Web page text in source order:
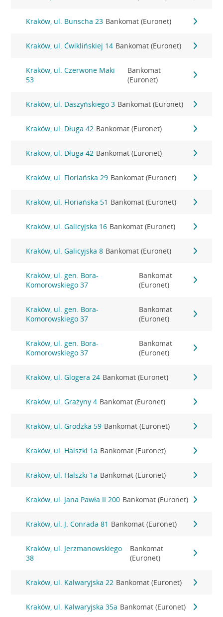
Kraków, ul. Bunscha 23 Bankomat (Euronet)
Kraków, ul. Ćwiklińskiej 14 Bankomat (Euronet)
Kraków, ul. Czerwone Maki
53
Bankomat
(Euronet)
Kraków, ul. Daszyńskiego 3 Bankomat (Euronet)
Kraków, ul. Długa 42 Bankomat (Euronet)
Kraków, ul. Długa 42 Bankomat (Euronet)
Kraków, ul. Floriańska 29 Bankomat (Euronet)
Kraków, ul. Floriańska 51 Bankomat (Euronet)
Kraków, ul. Galicyjska 16 Bankomat (Euronet)
Kraków, ul. Galicyjska 8 Bankomat (Euronet)
Kraków, ul. gen. Bora-
Komorowskiego 37
Bankomat
(Euronet)
Kraków, ul. gen. Bora-
Komorowskiego 37
Bankomat
(Euronet)
Kraków, ul. gen. Bora-
Komorowskiego 37
Bankomat
(Euronet)
Kraków, ul. Glogera 24 Bankomat (Euronet)
Kraków, ul. Grażyny 4 Bankomat (Euronet)
Kraków, ul. Grodzka 59 Bankomat (Euronet)
Kraków, ul. Halszki 1a Bankomat (Euronet)
Kraków, ul. Halszki 1a Bankomat (Euronet)
Kraków, ul. Jana Pawła II 200 Bankomat (Euronet)
Kraków, ul. J. Conrada 81 Bankomat (Euronet)
Kraków, ul. Jerzmanowskiego
38
Bankomat
(Euronet)
Kraków, ul. Kalwaryjska 22 Bankomat (Euronet)
Kraków, ul. Kalwaryjska 35a Bankomat (Euronet)